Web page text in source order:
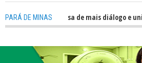
PARÁ DE MINAS
TV: Política precisa de mais diálogo e